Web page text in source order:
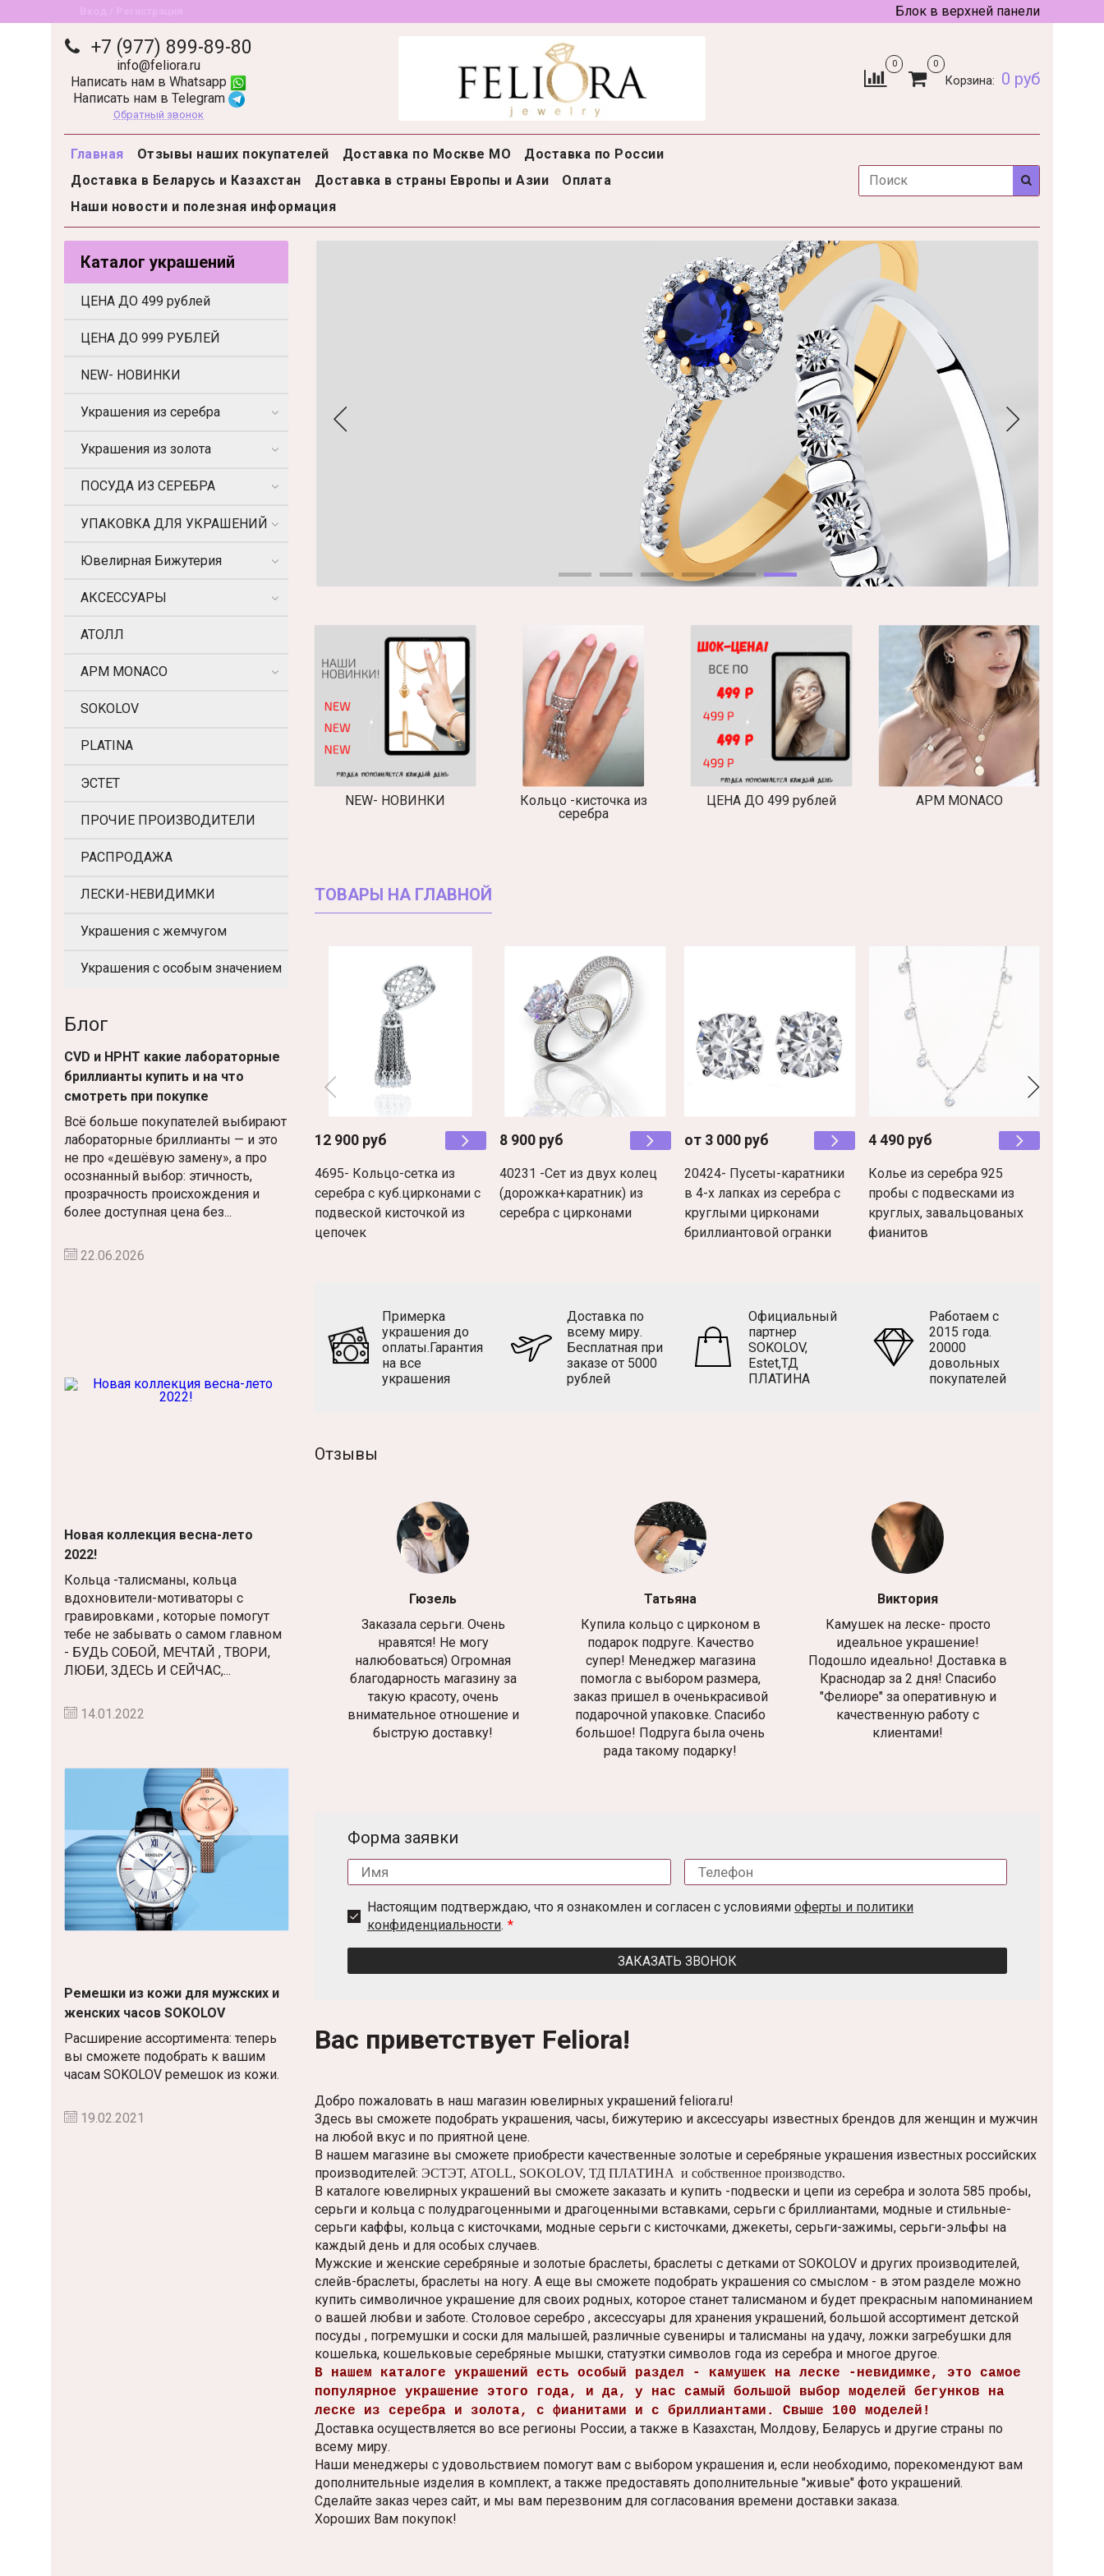
Блок в верхней панели
+7 (977) 899-89-80
info@feliora.ru
Написать нам в Whatsapp
Написать нам в Telegram
Обратный звонок
0 0
Корзина: 0 руб
Главная Отзывы наших покупателей Доставка по Москве МО
Доставка по России
Доставка в Беларусь и Казахстан
Доставка в страны Европы и Азии
Оплата
Наши новости и полезная информация
NEW- НОВИНКИ
Кольцо -кисточка из
серебра
ЦЕНА ДО 499 рублей APM MONACO
ТОВАРЫ НА ГЛАВНОЙ
12 900 руб
4695- Кольцо-сетка из
серебра с куб.цирконами с
подвеской кисточкой из
цепочек
8 900 руб
40231 -Сет из двух колец
(дорожка+каратник) из
серебра с цирконами
от 3 000 руб
20424- Пусеты-каратники
в 4-х лапках из серебра с
круглыми цирконами
бриллиантовой огранки
4 490 руб
Колье из серебра 925
пробы с подвесками из
круглых, завальцованых
фианитов
Примерка
украшения до
оплаты.Гарантия
на все
украшения
Доставка по
всему миру.
Бесплатная при
заказе от 5000
рублей
Официальный
партнер
SOKOLOV,
Estet,ТД
ПЛАТИНА
Работаем с
2015 года.
20000
довольных
покупателей
Отзывы
Гюзель
Заказала серьги. Очень
нравятся! Не могу
налюбоваться) Огромная
благодарность магазину за
такую красоту, очень
внимательное отношение и
быструю доставку!
Татьяна
Купила кольцо с цирконом в
подарок подруге. Качество
супер! Менеджер магазина
помогла с выбором размера,
заказ пришел в оченькрасивой
подарочной упаковке. Спасибо
большое! Подруга была очень
рада такому подарку!
Виктория
Камушек на леске- просто
идеальное украшение!
Подошло идеально! Доставка в
Краснодар за 2 дня! Спасибо
"Фелиоре" за оперативную и
качественную работу с
клиентами!
Форма заявки
Настоящим подтверждаю, что я ознакомлен и согласен с условиями оферты и политики
конфиденциальности.
ЗАКАЗАТЬ ЗВОНОК
Вас приветствует Feliora!
Добро пожаловать в наш магазин ювелирных украшений feliora.ru!
Здесь вы сможете подобрать украшения, часы, бижутерию и аксессуары известных брендов для женщин и мужчин
на любой вкус и по приятной цене.
В нашем магазине вы сможете приобрести качественные золотые и серебряные украшения известных российских
производителей: ЭСТЭТ, ATOLL, SOKOLOV, ТД ПЛАТИНА и собственное производство.
В каталоге ювелирных украшений вы сможете заказать и купить -подвески и цепи из серебра и золота 585 пробы,
серьги и кольца с полудрагоценными и драгоценными вставками, серьги с бриллиантами, модные и стильные-
серьги каффы, кольца с кисточками, модные серьги с кисточками, джекеты, серьги-зажимы, серьги-эльфы на
каждый день и для особых случаев.
Мужские и женские серебряные и золотые браслеты, браслеты с детками от SOKOLOV и других производителей,
слейв-браслеты, браслеты на ногу. А еще вы сможете подобрать украшения со смыслом - в этом разделе можно
купить символичное украшение для своих родных, которое станет талисманом и будет прекрасным напоминанием
о вашей любви и заботе. Столовое серебро , аксессуары для хранения украшений, большой ассортимент детской
посуды , погремушки и соски для малышей, различные сувениры и талисманы на удачу, ложки загребушки для
кошелька, кошельковые серебряные мышки, статуэтки символов года из серебра и многое другое.
В нашем каталоге украшений есть особый раздел - камушек на леске -невидимке, это самое
популярное украшение этого года, и да, у нас самый большой выбор моделей бегунков на
леске из серебра и золота, с фианитами и с бриллиантами. Свыше 100 моделей!
Доставка осуществляется во все регионы России, а также в Казахстан, Молдову, Беларусь и другие страны по
всему миру.
Наши менеджеры с удовольствием помогут вам с выбором украшения и, если необходимо, порекомендуют вам
дополнительные изделия в комплект, а также предоставять дополнительные "живые" фото украшений.
Сделайте заказ через сайт, и мы вам перезвоним для согласования времени доставки заказа.
Хороших Вам покупок!
Каталог украшений
ЦЕНА ДО 499 рублей
ЦЕНА ДО 999 РУБЛЕЙ
NEW- НОВИНКИ
Украшения из серебра
Украшения из золота
ПОСУДА ИЗ СЕРЕБРА
УПАКОВКА ДЛЯ УКРАШЕНИЙ
Ювелирная Бижутерия
АКСЕССУАРЫ
АТОЛЛ
APM MONACO
SOKOLOV
PLATINA
ЭСТЕТ
ПРОЧИЕ ПРОИЗВОДИТЕЛИ
РАСПРОДАЖА
ЛЕСКИ-НЕВИДИМКИ
Украшения с жемчугом
Украшения с особым значением
Блог
CVD и HPHT какие лабораторные
бриллианты купить и на что
смотреть при покупке
Всё больше покупателей выбирают
лабораторные бриллианты — и это
не про «дешёвую замену», а про
осознанный выбор: этичность,
прозрачность происхождения и
более доступная цена без...
22.06.2026
Новая коллекция весна-лето
2022!
Кольца -талисманы, кольца
вдохновители-мотиваторы с
гравировками , которые помогут
тебе не забывать о самом главном
- БУДЬ СОБОЙ, МЕЧТАЙ , ТВОРИ,
ЛЮБИ, ЗДЕСЬ И СЕЙЧАС,...
14.01.2022
Ремешки из кожи для мужских и
женских часов SOKOLOV
Расширение ассортимента: теперь
вы сможете подобрать к вашим
часам SOKOLOV ремешок из кожи.
19.02.2021